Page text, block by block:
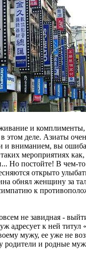
и комплименты,
этом деле. Азиаты
и вниманием, вы
мероприятиях
Но постойте! В чем-
открыто
обнял женщину за
к
не завидная -
адресует к ней
мужу, ее уже не
родители и родные